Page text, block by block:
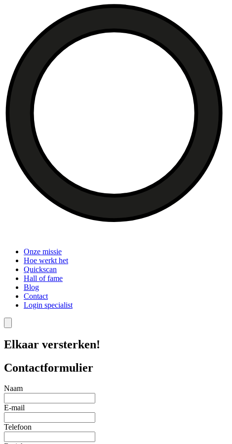
Onze missie
Hoe werkt het
Quickscan
Hall of fame
Blog
Contact
Login specialist
Elkaar versterken!
Contactformulier
Naam
E-mail
Telefoon